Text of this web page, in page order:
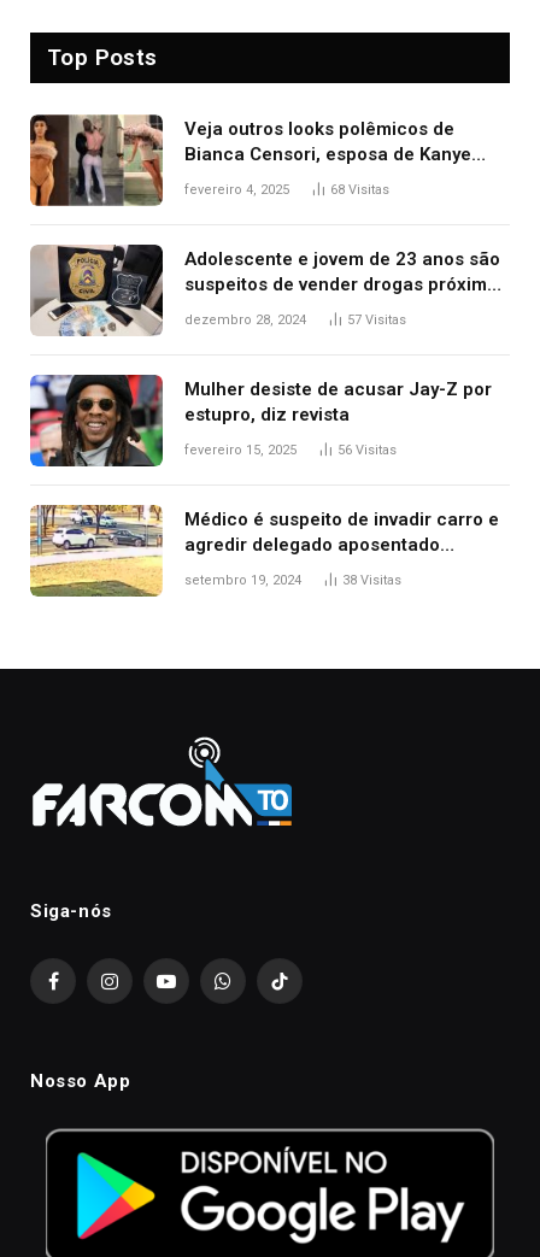
Top Posts
Veja outros looks polêmicos de
Bianca Censori, esposa de Kanye
West que apareceu nua no Grammy
fevereiro 4, 2025 68 Visitas
Adolescente e jovem de 23 anos são
suspeitos de vender drogas próximo
de delegacia e escola, diz polícia
dezembro 28, 2024 57 Visitas
Mulher desiste de acusar Jay-Z por
estupro, diz revista
fevereiro 15, 2025 56 Visitas
Médico é suspeito de invadir carro e
agredir delegado aposentado
durante confusão no trânsito
setembro 19, 2024 38 Visitas
Siga-nós
FacebookInstagramYouTubeWhatsAppTikTok
Nosso App